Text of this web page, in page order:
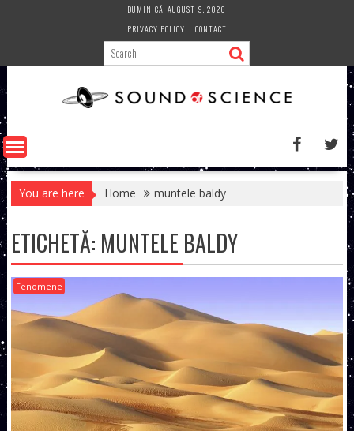
DUMINICĂ, AUGUST 9, 2026
PRIVACY POLICY
CONTACT
You are here Home muntele baldy
ETICHETĂ: MUNTELE BALDY
Fenomene